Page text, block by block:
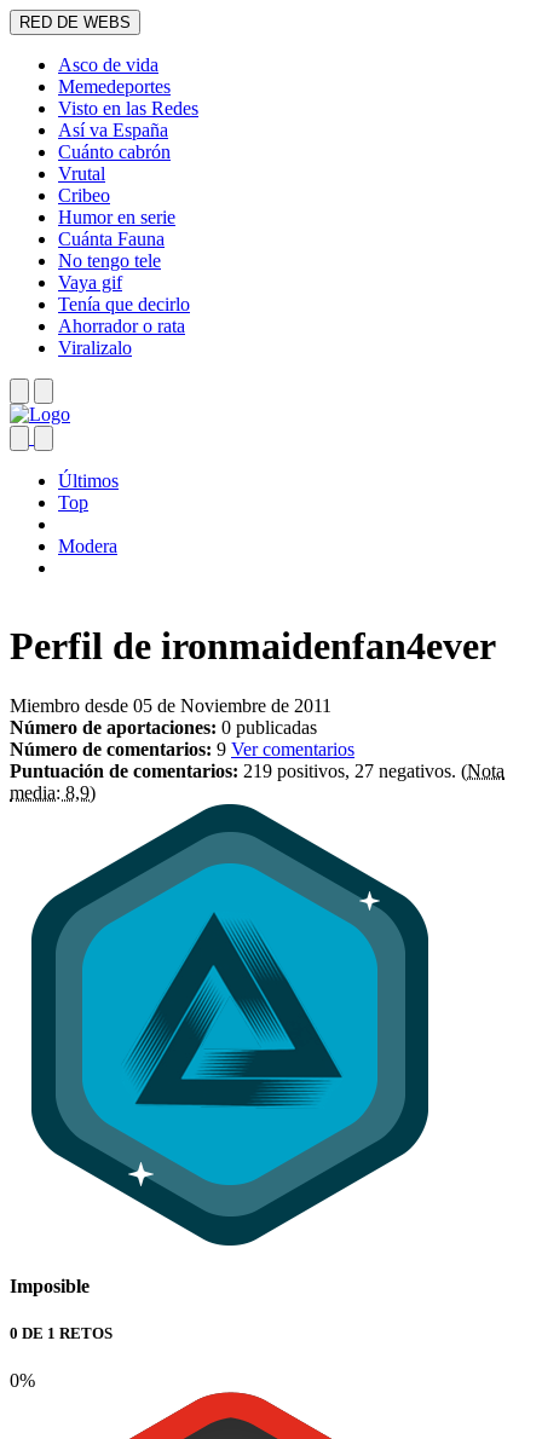
RED DE WEBS
Asco de vida
Memedeportes
Visto en las Redes
Así va España
Cuánto cabrón
Vrutal
Cribeo
Humor en serie
Cuánta Fauna
No tengo tele
Vaya gif
Tenía que decirlo
Ahorrador o rata
Viralizalo
Últimos
Top
Modera
Perfil de ironmaidenfan4ever
Miembro desde 05 de Noviembre de 2011
Número de aportaciones: 0 publicadas
Número de comentarios: 9 Ver comentarios
Puntuación de comentarios: 219 positivos, 27 negativos. (Nota
media: 8,9)
Imposible
0 DE 1 RETOS
0%